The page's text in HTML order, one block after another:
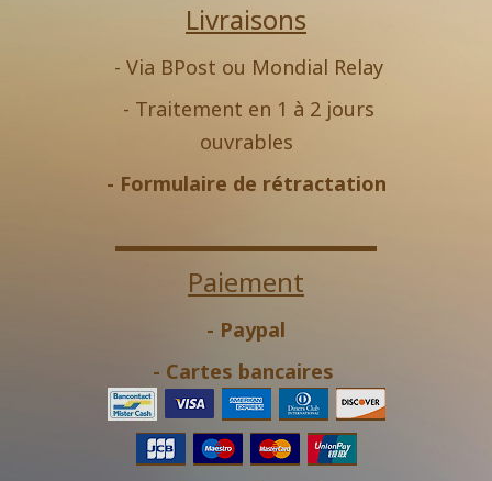
Livraisons
- Via BPost ou Mondial Relay
- Traitement en 1 à 2 jours
ouvrables
- Formulaire de rétractation
Paiement
- Paypal
- Cartes bancaires